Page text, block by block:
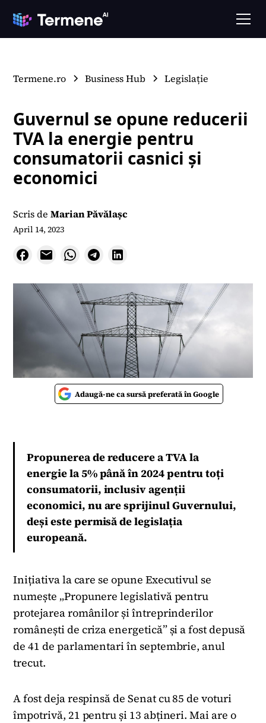
Termene.ro Business Hub Legislație
Guvernul se opune reducerii
TVA la energie pentru
consumatorii casnici și
economici
Scris de Marian Păvălașc
April 14, 2023
Adaugă-ne ca sursă preferată în Google
Propunerea de reducere a TVA la
energie la 5% până în 2024 pentru toți
consumatorii, inclusiv agenții
economici, nu are sprijinul Guvernului,
deși este permisă de legislația
europeană.
Inițiativa la care se opune Executivul se
numește „Propunere legislativă pentru
protejarea românilor și întreprinderilor
românești de criza energetică” și a fost depusă
de 41 de parlamentari în septembrie, anul
trecut.
A fost deja respinsă de Senat cu 85 de voturi
împotrivă, 21 pentru și 13 abțineri. Mai are o